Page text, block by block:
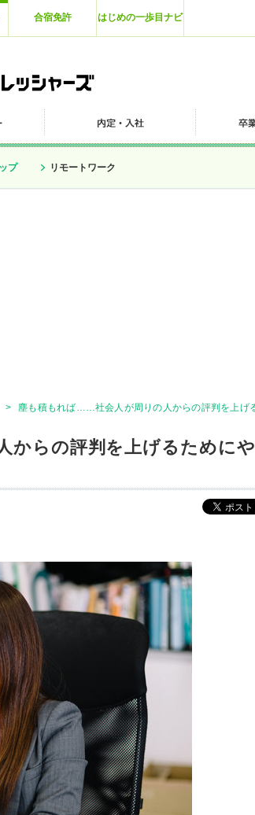
合宿免許 はじめの一歩目ナビ
プ リモートワーク
> 塵も積もれば……社会人が周りの人からの評判を上げ
らの評判を上げるためにや